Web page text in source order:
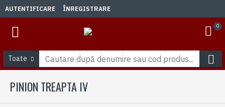
AUTENTIFICARE ÎNREGISTRARE
0
Toate
PINION TREAPTA IV